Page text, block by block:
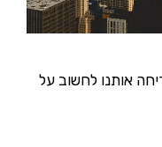
אותנו לחשוב על